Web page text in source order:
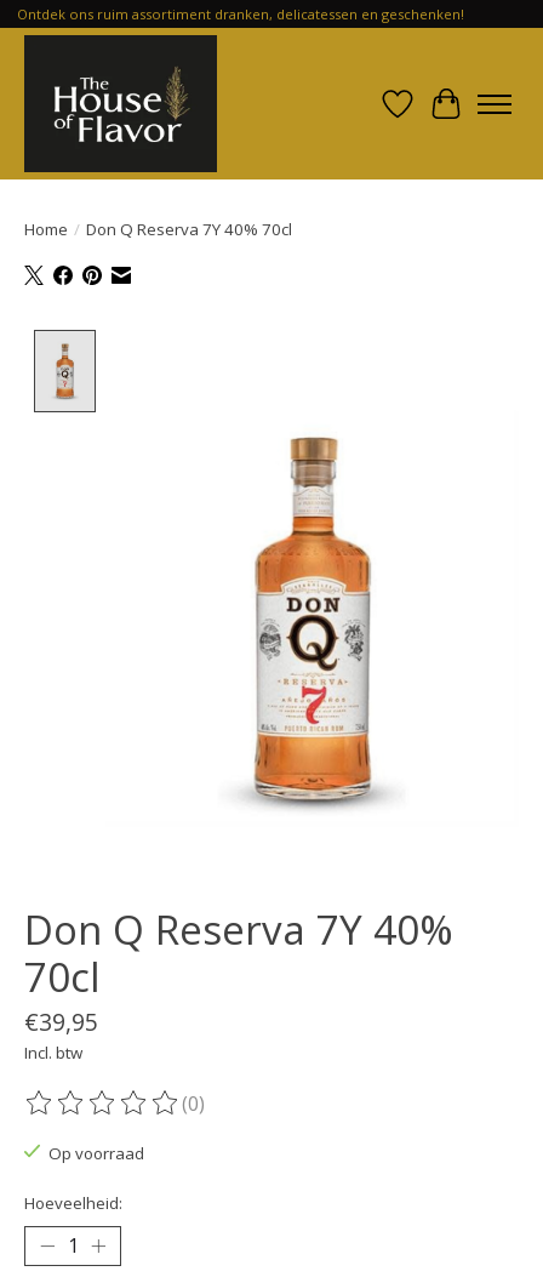
Ontdek ons ruim assortiment dranken, delicatessen en geschenken!
Verlanglijst
Home / Don Q Reserva 7Y 40% 70cl
Don Q Reserva 7Y 40%
70cl
€39,95
Incl. btw
De beoordeling van dit product is
(0)
Op voorraad
Hoeveelheid: